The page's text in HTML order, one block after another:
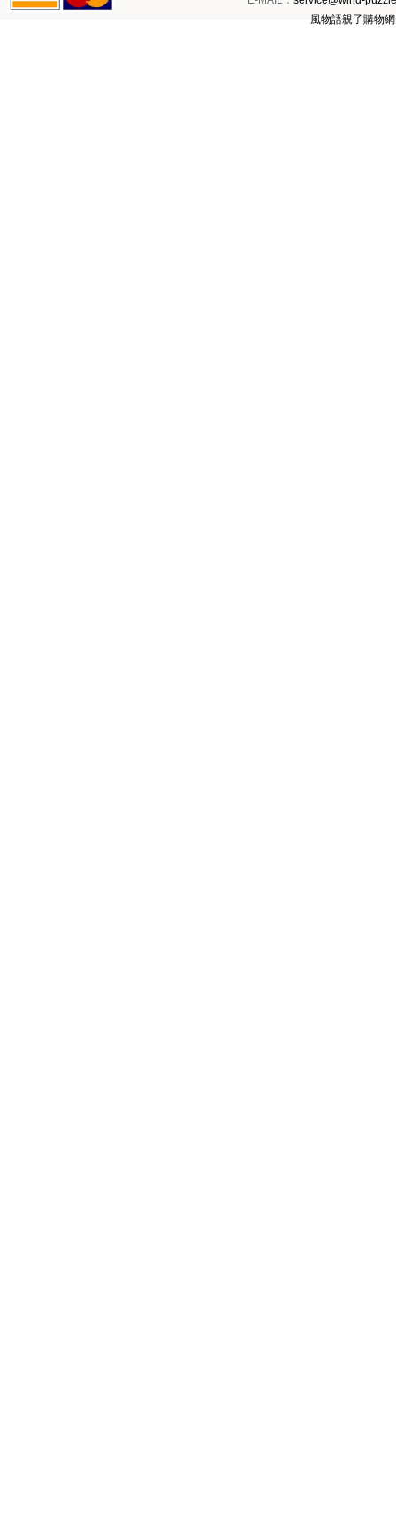
風物語親子購物網